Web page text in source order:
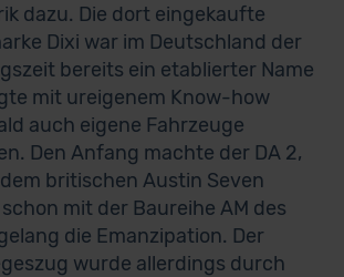
dazu. Die dort eingekaufte
Dixi war im Deutschland der
bereits ein etablierter Name
mit ureigenem Know-how
auch eigene Fahrzeuge
Den Anfang machte der DA 2,
britischen Austin Seven
mit der Baureihe AM des
die Emanzipation. Der
wurde allerdings durch